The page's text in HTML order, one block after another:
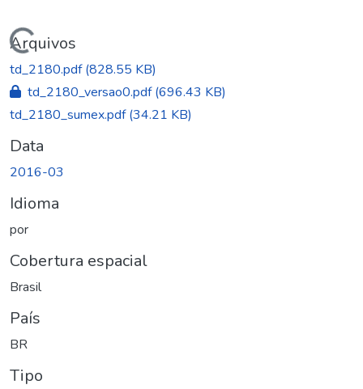
Arquivos
td_2180.pdf(828.55 KB)
td_2180_versao0.pdf(696.43 KB)
td_2180_sumex.pdf(34.21 KB)
Data
2016-03
Idioma
por
Cobertura espacial
Brasil
País
BR
Tipo